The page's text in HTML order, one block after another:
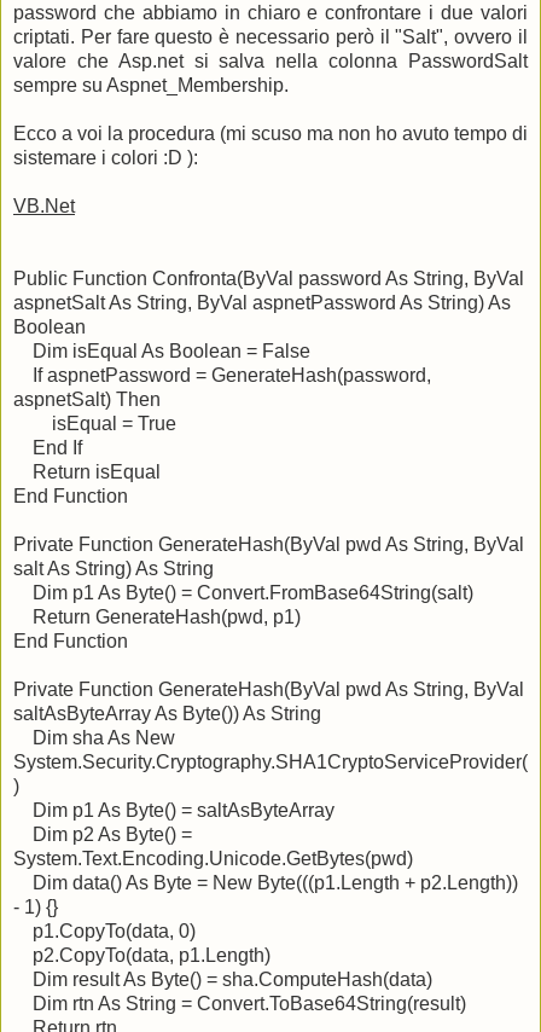
password che abbiamo in chiaro e confrontare i due valori
criptati. Per fare questo è necessario però il "Salt", ovvero il
valore che Asp.net si salva nella colonna PasswordSalt
sempre su Aspnet_Membership.
Ecco a voi la procedura (mi scuso ma non ho avuto tempo di
sistemare i colori :D ):
VB.Net
Public Function Confronta(ByVal password As String, ByVal
aspnetSalt As String, ByVal aspnetPassword As String) As
Boolean
Dim isEqual As Boolean = False
If aspnetPassword = GenerateHash(password,
aspnetSalt) Then
isEqual = True
End If
Return isEqual
End Function
Private Function GenerateHash(ByVal pwd As String, ByVal
salt As String) As String
Dim p1 As Byte() = Convert.FromBase64String(salt)
Return GenerateHash(pwd, p1)
End Function
Private Function GenerateHash(ByVal pwd As String, ByVal
saltAsByteArray As Byte()) As String
Dim sha As New
System.Security.Cryptography.SHA1CryptoServiceProvider(
)
Dim p1 As Byte() = saltAsByteArray
Dim p2 As Byte() =
System.Text.Encoding.Unicode.GetBytes(pwd)
Dim data() As Byte = New Byte(((p1.Length + p2.Length))
- 1) {}
p1.CopyTo(data, 0)
p2.CopyTo(data, p1.Length)
Dim result As Byte() = sha.ComputeHash(data)
Dim rtn As String = Convert.ToBase64String(result)
Return rtn